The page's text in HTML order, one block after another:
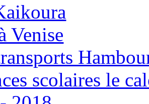
Venise
scolaires le